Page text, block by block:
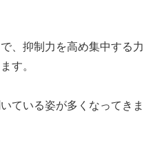
、抑制力を高め集中する力
す。
ている姿が多くなってきま